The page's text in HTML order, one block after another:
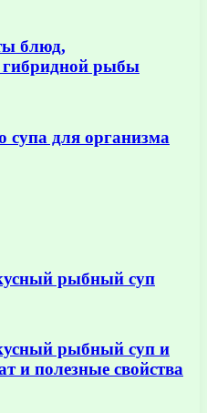
блюд,
гибридной рыбы
супа для организма
рыбный суп
рыбный суп и
и полезные свойства